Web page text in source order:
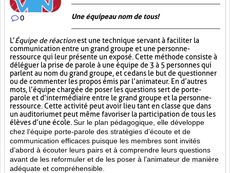
0 Une équipe au nom de tous!
L’Équipe de réactionest une technique servant à faciliter la
communication entre un grand groupe et une personne-
ressource qui leur présente un exposé. Cette méthode consiste à
déléguer la prise de parole à une équipe de 3 à 5 personnes qui
parlent au nom du grand groupe, et ce dans le but de questionner
ou de commenter les propos émis par l’animateur. En d’autres
mots, l’équipe chargée de poser les questions sert de porte-
parole et d’intermédiaire entre le grand groupe et la personne-
ressource. Cette activité peut avoir lieu tant en classe que dans
un auditorium et peut même favoriser la participation de tous les
élèves d’une école. Sur le plan pédagogique, elle développe
chez l’équipe porte-parole des stratégies d’écoute et de
communication efficaces puisque les membres sont invités
d’abord à écouter leurs pairs et à comprendre leurs questions
avant de les reformuler et de les poser à l’animateur de manière
adéquate et compréhensible.